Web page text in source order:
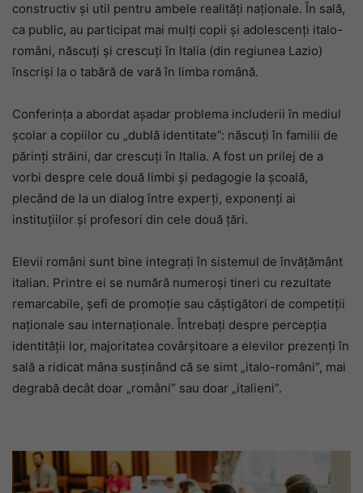
constructiv și util pentru ambele realități naționale. În sală,
ca public, au participat mai mulți copii și adolescenți italo-
români, născuți și crescuți în Italia (din regiunea Lazio)
înscriși la o tabără de vară în limba română.
Conferința a abordat așadar problema includerii în mediul
școlar a copiilor cu „dublă identitate”: născuți în familii de
părinți străini, dar crescuți în Italia. A fost un prilej de a
vorbi despre cele două limbi și pedagogie la școală,
plecând de la un dialog între experți, exponenți ai
instituțiilor și profesori din cele două țări.
Elevii români sunt bine integrați în sistemul de învățământ
italian. Printre ei se numără numeroși tineri cu rezultate
remarcabile, șefi de promoție sau câștigători de competiții
naționale sau internaționale. Întrebați despre percepția
identității lor, majoritatea covârșitoare a elevilor prezenți în
sală a ridicat mâna susținând că se simt „italo-români”, mai
degrabă decât doar „români” sau doar „italieni”.